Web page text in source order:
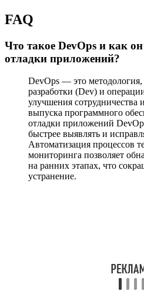
FAQ
Что такое DevOps и как
отладки приложений?
DevOps — это методология,
разработки (Dev) и
улучшения сотрудничества
выпуска программного
отладки приложений
быстрее выявлять и
Автоматизация процессов
мониторинга позволяет
на ранних этапах, что
устранение.